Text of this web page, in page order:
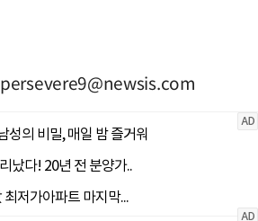
persevere9@newsis.com